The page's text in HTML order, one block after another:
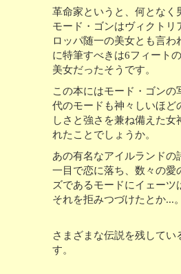
革命家というと、何となく
モード・ゴンはヴィクト
ロッパ随一の美女とも言
に特筆すべきは6フィート
美女だったそうです。
この本にはモード・ゴン
代のモードも神々しいほど
しさと強さを兼ね備えた
れたことでしょうか。
あの有名なアイルランド
一目で恋に落ち、数々の愛
ズであるモードにイェー
それを拒みつづけたとか...
さまざまな伝説を残して
す。